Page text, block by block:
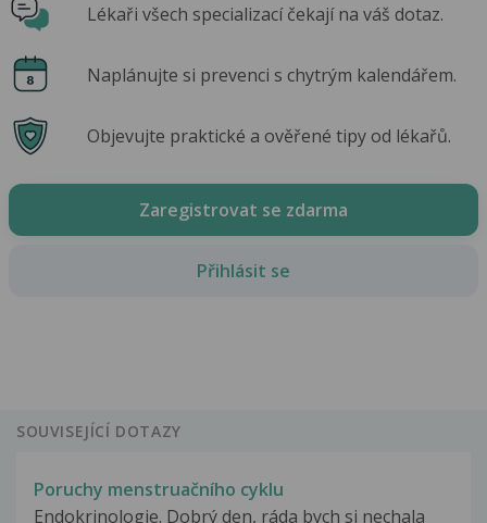
Lékaři všech specializací čekají na váš dotaz.
Naplánujte si prevenci s chytrým kalendářem.
Objevujte praktické a ověřené tipy od lékařů.
Zaregistrovat se zdarma
Přihlásit se
SOUVISEJÍCÍ DOTAZY
Poruchy menstruačního cyklu
Endokrinologie. Dobrý den, ráda bych si nechala